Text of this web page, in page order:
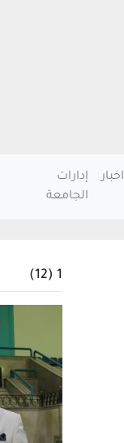
اخبار
إدارات
الجامعة
1 (12)